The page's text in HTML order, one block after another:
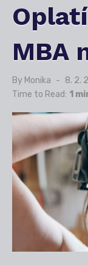
MBA
By Monika
on
8. 2.
Time to Read: 1